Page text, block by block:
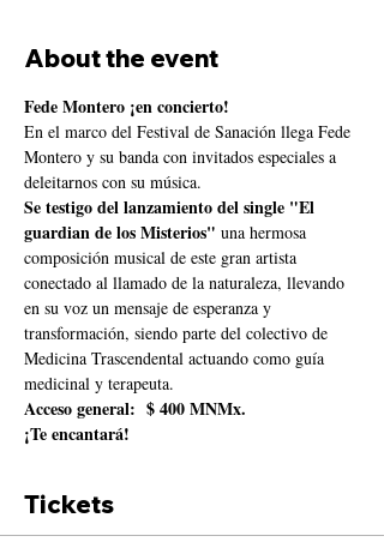
About the event
Fede Montero ¡en concierto!
En el marco del Festival de Sanación llega Fede
Montero y su banda con invitados especiales a
deleitarnos con su música.
Se testigo del lanzamiento del single "El
guardian de los Misterios" una hermosa
composición musical de este gran artista
conectado al llamado de la naturaleza, llevando
en su voz un mensaje de esperanza y
transformación, siendo parte del colectivo de
Medicina Trascendental actuando como guía
medicinal y terapeuta.
Acceso general:  $ 400 MNMx.
¡Te encantará!
Tickets